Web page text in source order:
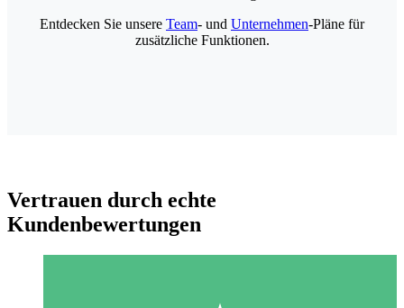
Entdecken Sie unsere Team- und Unternehmen-Pläne für
zusätzliche Funktionen.
Vertrauen durch echte
Kundenbewertungen